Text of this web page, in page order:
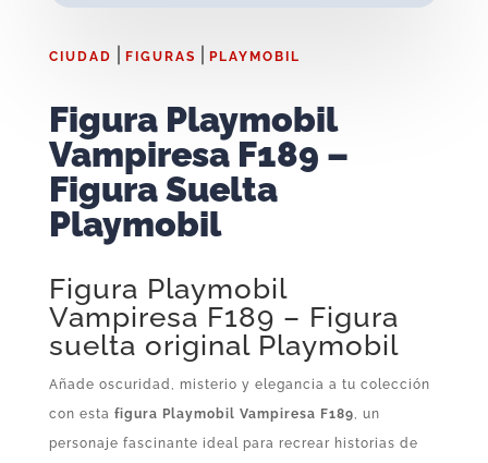
CIUDAD FIGURAS PLAYMOBIL
Figura Playmobil
Vampiresa F189 –
Figura Suelta
Playmobil
Figura Playmobil
Vampiresa F189 – Figura
suelta original Playmobil
Añade oscuridad, misterio y elegancia a tu colección
con esta figura Playmobil Vampiresa F189 , un
personaje fascinante ideal para recrear historias de